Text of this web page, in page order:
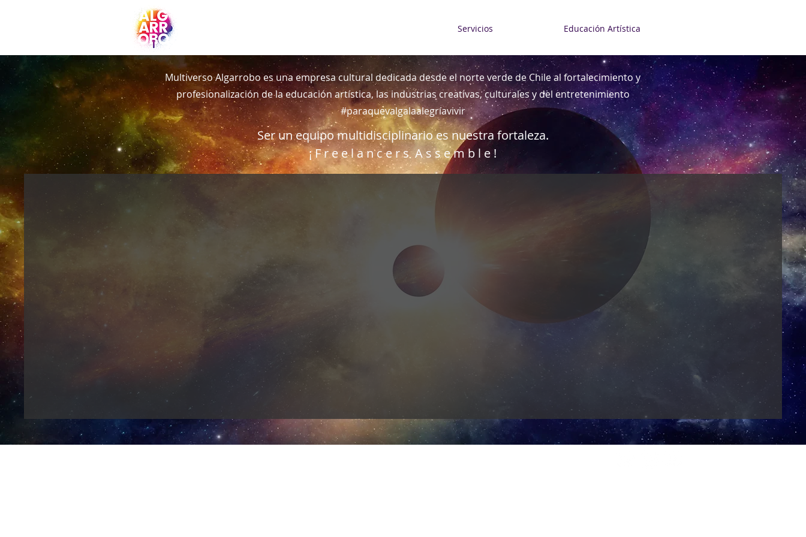
Servicios Educación Artística
Multiverso Algarrobo es una empresa cultural dedicada desde el norte verde de Chile al fortalecimiento y
profesionalización de la educación artística, las industrias creativas, culturales y del entretenimiento
#paraquevalgalaalegríavivir
Ser un equipo multidisciplinario es nuestra fortaleza.
¡ F r e e l a n c e r s A s s e m b l e !